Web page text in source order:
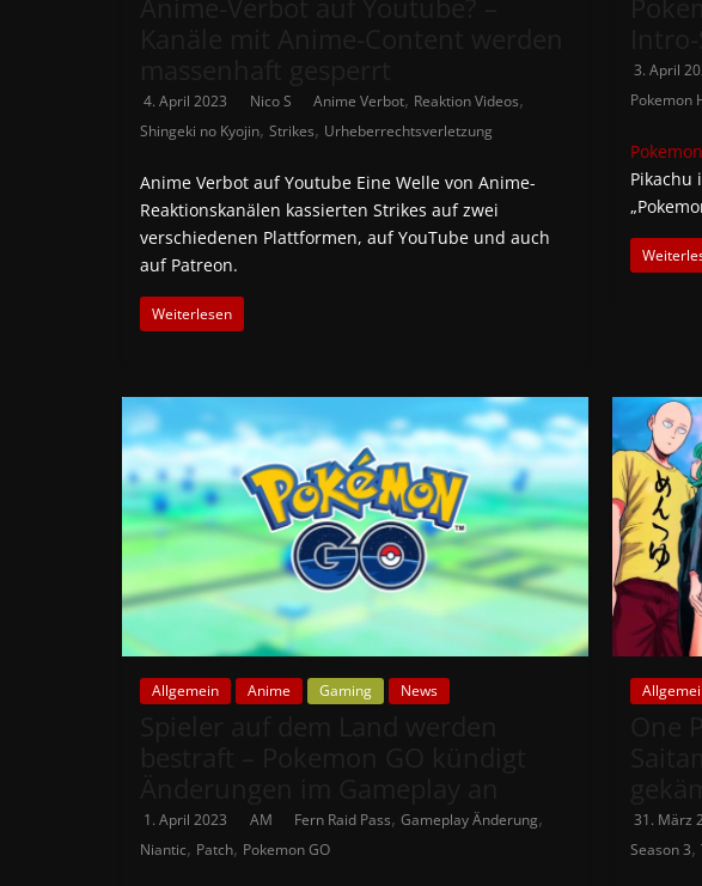
4. April 2023 Nico S Anime Verbot, Reaktion Videos,
Shingeki no Kyojin, Strikes, Urheberrechtsverletzung
Anime Verbot auf Youtube Eine Welle von Anime-
Reaktionskanälen kassierten Strikes auf zwei
verschiedenen Plattformen, auf YouTube und auch
auf Patreon.
Weiterlesen
3. April
Pokemon
Pokemon
Pikachu
Allgemein Anime Gaming News
1. April 2023 AM Fern Raid Pass, Gameplay Änderung,
Niantic, Patch, Pokemon GO
31. März
Season 3,